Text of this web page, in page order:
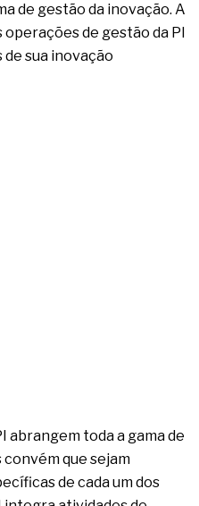
de gestão da inovação. A
de gestão da PI
sua inovação
abrangem toda a gama de
convém que sejam
de cada um dos